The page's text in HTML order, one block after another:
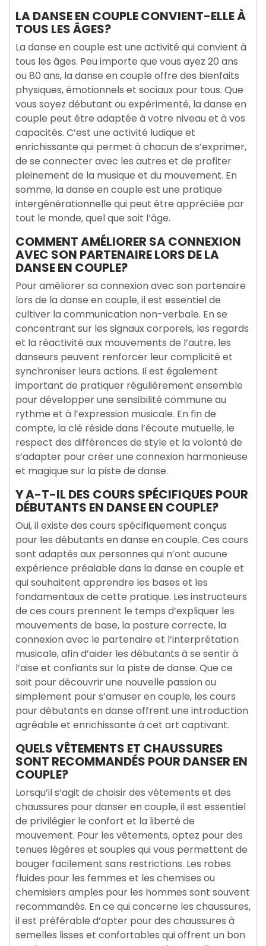
LA DANSE EN COUPLE CONVIENT-ELLE À
TOUS LES ÂGES?
La danse en couple est une activité qui convient à
tous les âges. Peu importe que vous ayez 20 ans
ou 80 ans, la danse en couple offre des bienfaits
physiques, émotionnels et sociaux pour tous. Que
vous soyez débutant ou expérimenté, la danse en
couple peut être adaptée à votre niveau et à vos
capacités. C’est une activité ludique et
enrichissante qui permet à chacun de s’exprimer,
de se connecter avec les autres et de profiter
pleinement de la musique et du mouvement. En
somme, la danse en couple est une pratique
intergénérationnelle qui peut être appréciée par
tout le monde, quel que soit l’âge.
COMMENT AMÉLIORER SA CONNEXION
AVEC SON PARTENAIRE LORS DE LA
DANSE EN COUPLE?
Pour améliorer sa connexion avec son partenaire
lors de la danse en couple, il est essentiel de
cultiver la communication non-verbale. En se
concentrant sur les signaux corporels, les regards
et la réactivité aux mouvements de l’autre, les
danseurs peuvent renforcer leur complicité et
synchroniser leurs actions. Il est également
important de pratiquer régulièrement ensemble
pour développer une sensibilité commune au
rythme et à l’expression musicale. En fin de
compte, la clé réside dans l’écoute mutuelle, le
respect des différences de style et la volonté de
s’adapter pour créer une connexion harmonieuse
et magique sur la piste de danse.
Y A-T-IL DES COURS SPÉCIFIQUES POUR
DÉBUTANTS EN DANSE EN COUPLE?
Oui, il existe des cours spécifiquement conçus
pour les débutants en danse en couple. Ces cours
sont adaptés aux personnes qui n’ont aucune
expérience préalable dans la danse en couple et
qui souhaitent apprendre les bases et les
fondamentaux de cette pratique. Les instructeurs
de ces cours prennent le temps d’expliquer les
mouvements de base, la posture correcte, la
connexion avec le partenaire et l’interprétation
musicale, afin d’aider les débutants à se sentir à
l’aise et confiants sur la piste de danse. Que ce
soit pour découvrir une nouvelle passion ou
simplement pour s’amuser en couple, les cours
pour débutants en danse offrent une introduction
agréable et enrichissante à cet art captivant.
QUELS VÊTEMENTS ET CHAUSSURES
SONT RECOMMANDÉS POUR DANSER EN
COUPLE?
Lorsqu’il s’agit de choisir des vêtements et des
chaussures pour danser en couple, il est essentiel
de privilégier le confort et la liberté de
mouvement. Pour les vêtements, optez pour des
tenues légères et souples qui vous permettent de
bouger facilement sans restrictions. Les robes
fluides pour les femmes et les chemises ou
chemisiers amples pour les hommes sont souvent
recommandés. En ce qui concerne les chaussures,
il est préférable d’opter pour des chaussures à
semelles lisses et confortables qui offrent un bon